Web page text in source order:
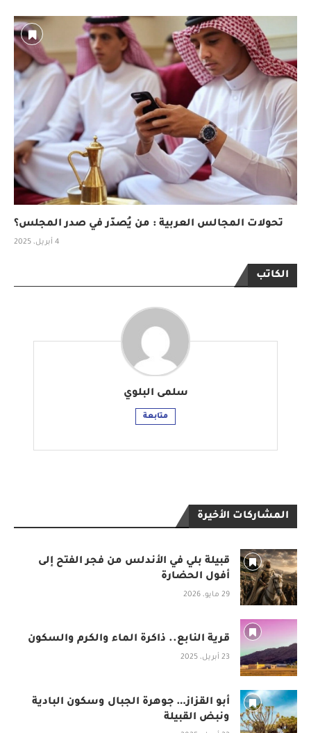
تحولات المجالس العربية : من يُصدّر في صدر المجلس؟
4 أبريل، 2025
الكاتب
سلمى البلوي
متابعة
المشاركات الأخيرة
قبيلة بلي في الأندلس من فجر الفتح إلى
أفول الحضارة
29 مايو، 2026
قرية النابع.. ذاكرة الماء والكرم والسكون
23 أبريل، 2025
أبو القزاز… جوهرة الجبال وسكون البادية
ونبض القبيلة